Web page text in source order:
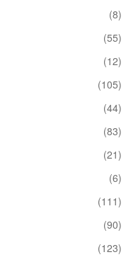
(8)
(55)
(12)
(105)
(44)
(83)
(21)
(6)
(111)
(90)
(123)